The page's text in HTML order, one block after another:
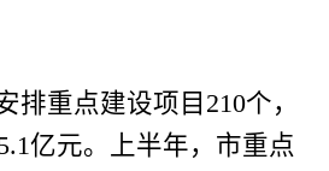
排重点建设项目 210个，
亿元。 上半年， 市重点